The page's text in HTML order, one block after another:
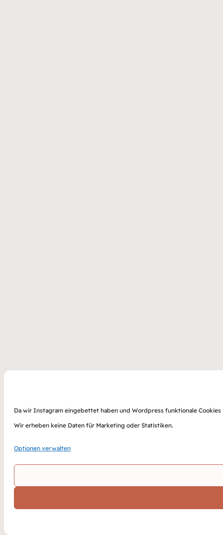
Da wir Instagram eingebettet haben und Wordpress funktionale
Wir erheben keine Daten für Marketing oder Statistiken.
Optionen verwalten